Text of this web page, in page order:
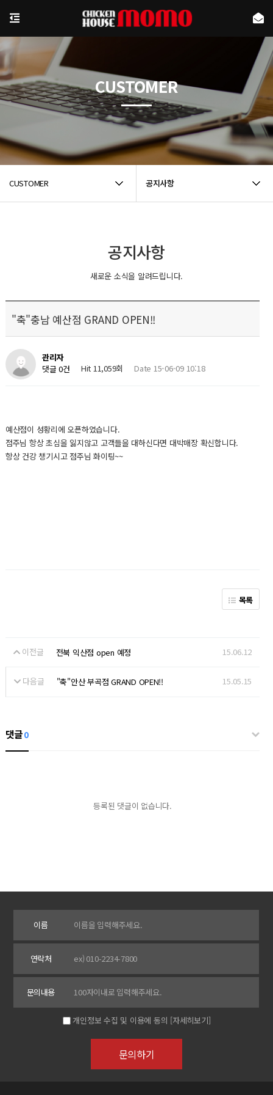
CUSTOMER 공지사항
CUSTOMER
공지사항
새로운 소식을 알려드립니다.
"축"충남 예산점 GRAND OPEN!!
관리자
댓글 0건
Hit 11,059회 Date 15-06-09 10:18
예산점이 성황리에 오픈하였습니다.
점주님 항상 초심을 잃지않고 고객들을 대하신다면 대박매장 확신합니다.
항상 건강 챙기시고 점주님 화이팅~~
목록
이전글 전북 익산점 open 예정 15.06.12
다음글 "축"안산 부곡점 GRAND OPEN!! 15.05.15
댓글0
등록된 댓글이 없습니다.
이름
연락처
문의내용
개인정보 수집 및 이용에 동의 [자세히보기]